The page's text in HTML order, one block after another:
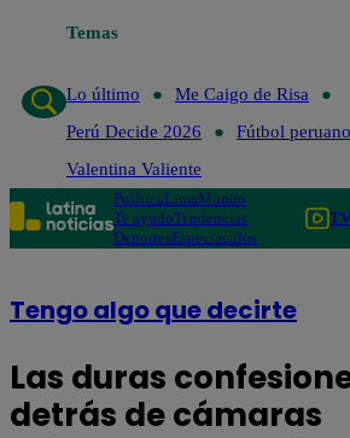
Temas
Lo último
Me Caigo de Risa
Perú Decide 2026
Fútbol peruano
Valentina Valiente
PolíticaLimaMundo
Te ayudoTendencias
DeportesEspectáculos
Tengo algo que decirte
Las duras
detrás de cámaras